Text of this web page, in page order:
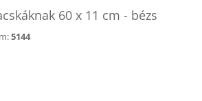
60 x 11 cm - bézs
5144